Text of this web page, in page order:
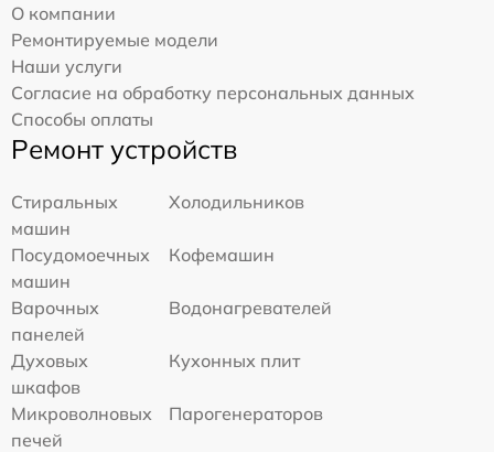
О компании
Ремонтируемые модели
Наши услуги
Согласие на обработку персональных данных
Способы оплаты
Ремонт устройств
Стиральных
машин
Холодильников
Посудомоечных
машин
Кофемашин
Варочных
панелей
Водонагревателей
Духовых
шкафов
Кухонных плит
Микроволновых
печей
Парогенераторов